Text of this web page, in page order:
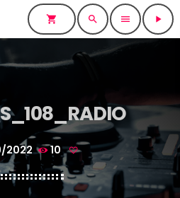
shopping_cart search menu play_arrow
2022 10